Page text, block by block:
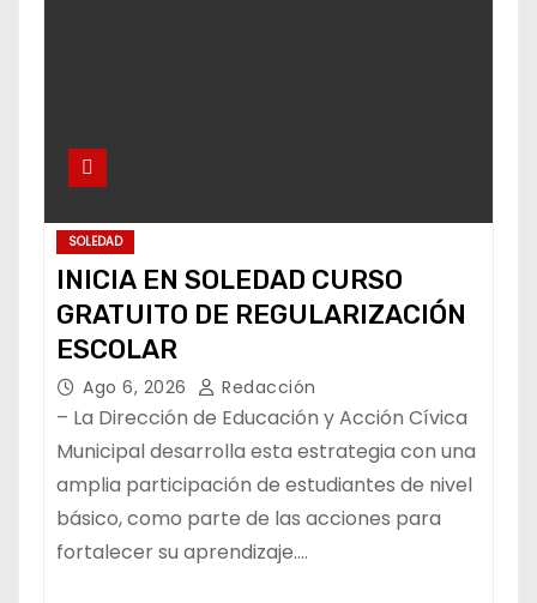
SOLEDAD
INICIA EN SOLEDAD CURSO
GRATUITO DE REGULARIZACIÓN
ESCOLAR
Ago 6, 2026 Redacción
– La Dirección de Educación y Acción Cívica
Municipal desarrolla esta estrategia con una
amplia participación de estudiantes de nivel
básico, como parte de las acciones para
fortalecer su aprendizaje.…